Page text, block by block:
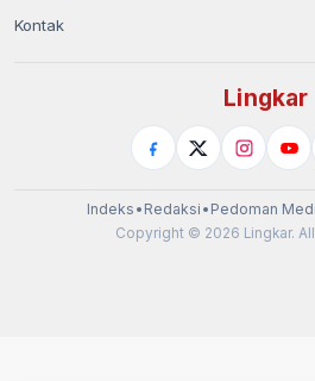
Kontak
Lingkar
Indeks • Redaksi • Pedoman
Copyright © 2026 Lingkar.